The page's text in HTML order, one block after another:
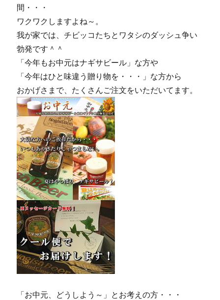
間・・・
ワクワクしますよね～。
我が家では、チビッコたちとワタシのダッシュ争い
勃発です＾＾
「今年もお中元はナギサビール」な方や
「今年はひと味違う贈り物を・・・」な方から
おかげさまで、たくさんご注文をいただいてます。
「お中元、どうしよう～」とお考えの方・・・